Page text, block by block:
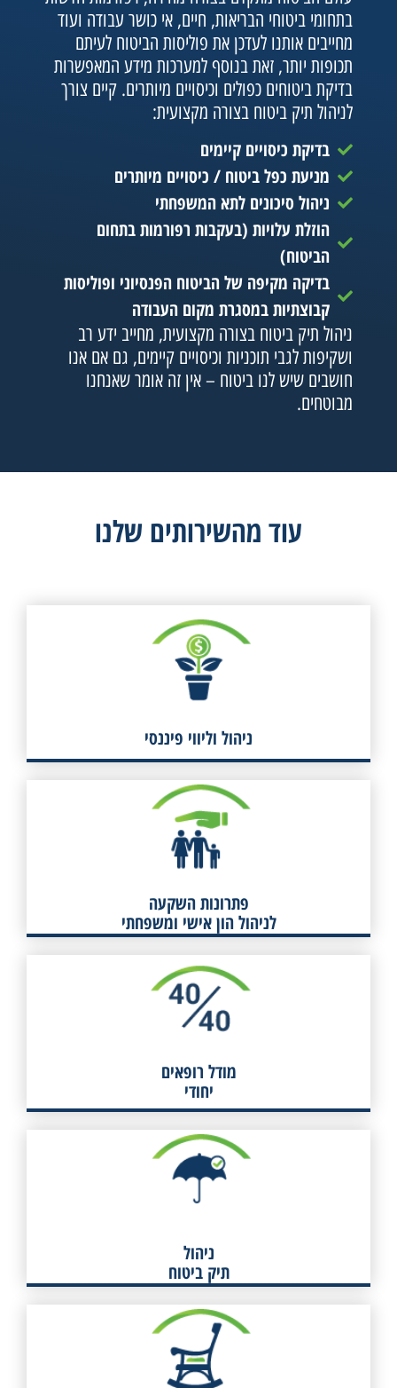
בתחומי ביטוחי הבריאות, חיים, אי כושר עבודה ועוד
מחייבים אותנו לעדכן את פוליסות הביטוח לעיתם
תכופות יותר, זאת בנוסף למערכות מידע המאפשרות
בדיקת ביטוחים כפולים וכיסויים מיותרים. קיים צורך
לניהול תיק ביטוח בצורה מקצועית:
בדיקת כיסויים קיימים
מניעת כפל ביטוח / כיסויים מיותרים
ניהול סיכונים לתא המשפחתי
הוזלת עלויות (בעקבות רפורמות בתחום
הביטוח)
בדיקה מקיפה של הביטוח הפנסיוני ופוליסות
קבוצתיות במסגרת מקום העבודה
ניהול תיק ביטוח בצורה מקצועית, מחייב ידע רב
ושקיפות לגבי תוכניות וכיסויים קיימים, גם אם אנו
חושבים שיש לנו ביטוח – אין זה אומר שאנחנו
מבוטחים.
עוד מהשירותים שלנו
ניהול וליווי פיננסי
ניהול וליווי פיננסי
לפרטים
פתרונות השקעה
לניהול הון אישי ומשפחתי
פתרונות השקעה
לניהול הון אישי ומשפחתי
מודל רופאים
יחודי
מודל רופאים 40/40
ניהול
תיק ביטוח
ניהול תיק ביטוח
מיסוי והכוונה לפרישה, פתרונות
השקעה לגיל השלישי